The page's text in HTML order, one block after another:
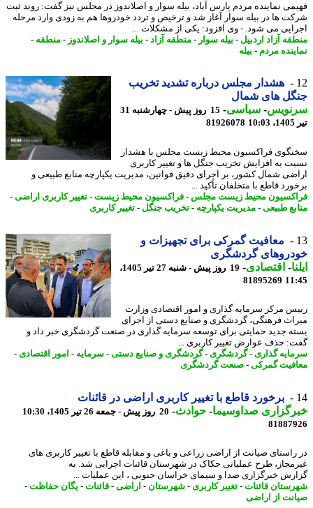
نماینده مردم پارس آباد، بیله سوار و اصلاندوز در مجلس نیز گفت: روند ثبت
ها در بیله سوار آغاز شد و ترخیص و تردد خودروها هم به زودی وارد مرحله
می شود. - وی افزود: یکی از مشکلات ...
آزاد اردبیل -بیله سوار-منطقه آزاد - بیله سوار و اصلاندوز-منطقه-
مردم- بیله
هشدار مجلس درباره تشدید تخریب
های شمال
-سیاسی-
15 روز پیش - چهارشنبه 31
81926078
فراکسیون محیط زیست مجلس با هشدار
به افزایش تخریب جنگل ها و تغییر کاربری
شمال کشور، بر اجرای دقیق قوانین، مدیریت یکپارچه منابع طبیعی و
قاطع با متخلفان تأکید ...
محیط زیست مجلس-فراکسیون محیط زیست-تغییر کاربری اراضی -
طبیعی-مدیریت یکپارچه-تخریب جنگل-تغییر کاربری
معافیت گمرکی برای تجهیزات و
گردشگری
-اقتصادی-
19 روز پیش - شنبه 27 تیر 1405،
81895269
مرکز سرمایه گذاری و امور اقتصادی وزارت
فرهنگی، گردشگری و صنایع دستی از اجرای
جدید حمایتی برای توسعه سرمایه گذاری در صنعت گردشگری خبر داد و
حذف عوارض تغییر کاربری ...
گذاری- گردشگری- گردشگری و صنایع دستی-سرمایه -امور اقتصادی-
گمرکی-صنعت گردشگری
برخورد قاطع با تغییر کاربری اراضی در قائنات
صداوسیما-حوادث -20 روز پیش - جمعه 26 تیر 1405، 10:30
صیانت از اراضی زراعی و باغی و مقابله قاطع با تغییر کاربری های
طرح عملیاتی حکاک در شهرستان قائنات اجرایی شد. به
خبرگزاری صدا و سیمای خراسان جنوبی ، این عملیات ...
قائنات-تغییر کاربری - شهرستان-اراضی -قائنات-یگان حفاظت-
از اراضی